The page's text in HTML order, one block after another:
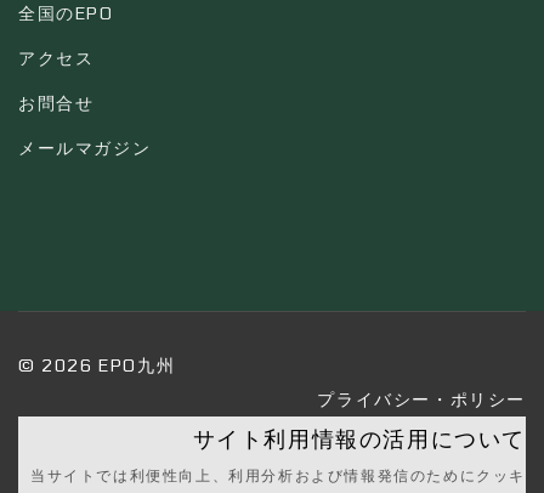
全国のEPO
アクセス
お問合せ
メールマガジン
© 2026 EPO九州
プライバシー・ポリシー
サイト利用情報の活用について
当サイトでは利便性向上、利用分析および情報発信のためにクッキ